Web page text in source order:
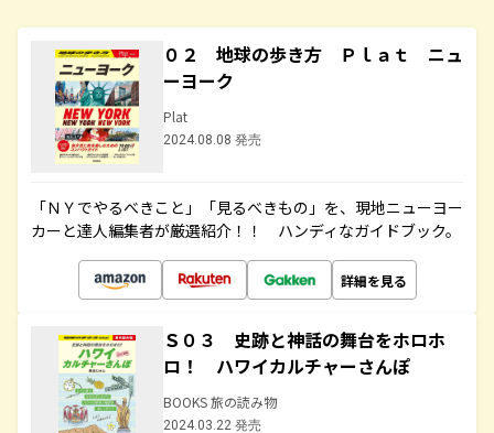
０２ 地球の歩き方 Ｐｌａｔ ニュ
ーヨーク
Plat
2024.08.08 発売
「ＮＹでやるべきこと」「見るべきもの」を、現地ニューヨー
カーと達人編集者が厳選紹介！！ ハンディなガイドブック。
詳細を見る
Ｓ０３ 史跡と神話の舞台をホロホ
ロ！ ハワイカルチャーさんぽ
BOOKS 旅の読み物
2024.03.22 発売